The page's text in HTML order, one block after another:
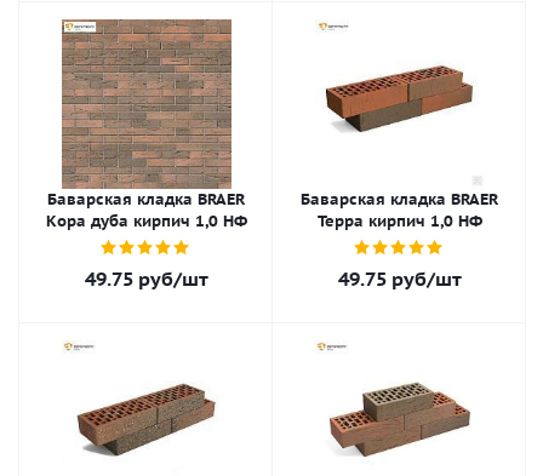
Баварская кладка BRAER
Кора дуба кирпич 1,0 НФ
49.75руб/шт
Баварская кладка BRAER
Терра кирпич 1,0 НФ
49.75руб/шт